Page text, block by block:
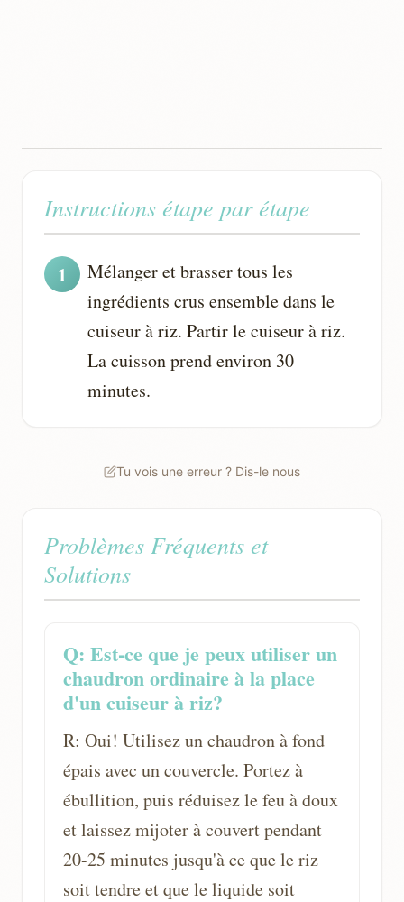
Instructions étape par étape
Mélanger et brasser tous les
ingrédients crus ensemble dans le
cuiseur à riz. Partir le cuiseur à riz.
La cuisson prend environ 30
minutes.
Tu vois une erreur ? Dis-le nous
Problèmes Fréquents et
Solutions
Q: Est-ce que je peux utiliser un
chaudron ordinaire à la place
d'un cuiseur à riz?
R: Oui! Utilisez un chaudron à fond
épais avec un couvercle. Portez à
ébullition, puis réduisez le feu à doux
et laissez mijoter à couvert pendant
20-25 minutes jusqu'à ce que le riz
soit tendre et que le liquide soit